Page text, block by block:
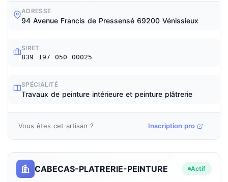
ADRESSE
94 Avenue Francis de Pressensé 69200 Vénissieux
SIRET
839 197 050 00025
SPÉCIALITÉ
Travaux de peinture intérieure et peinture plâtrerie
Vous êtes cet artisan ? Inscription pro
CABECAS-PLATRERIE-PEINTURE Actif